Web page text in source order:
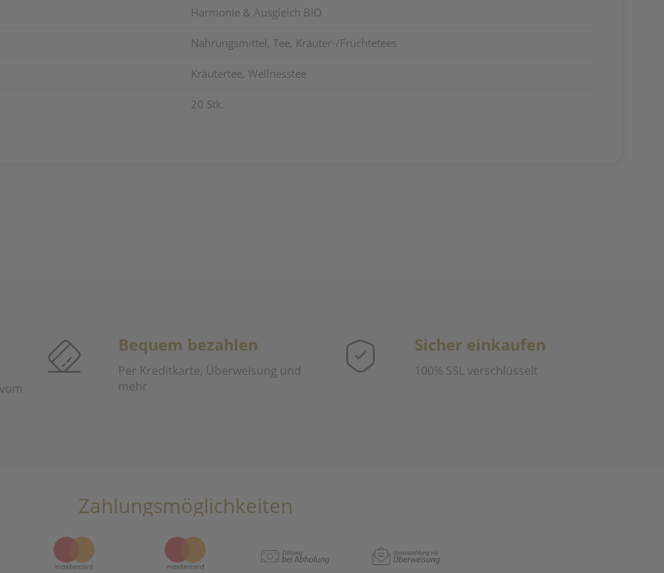
Harmonie & Ausgleich BIO
Nahrungsmittel, Tee, Kräuter-/Früchtetees
Kräutertee, Wellnesstee
20 Stk.
Bequem bezahlen
Per Kreditkarte, Überweisung und
mehr
Sicher einkaufen
100% SSL verschlüsselt
Zahlungsmöglichkeiten